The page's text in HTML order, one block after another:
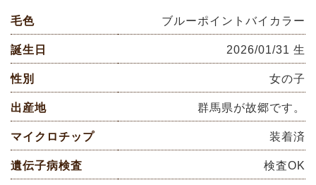
毛色 ブルーポイントバイカラー
誕生日 2026/01/31 生
性別 女の子
出産地 群馬県が故郷です。
マイクロチップ 装着済
遺伝子病検査 検査OK